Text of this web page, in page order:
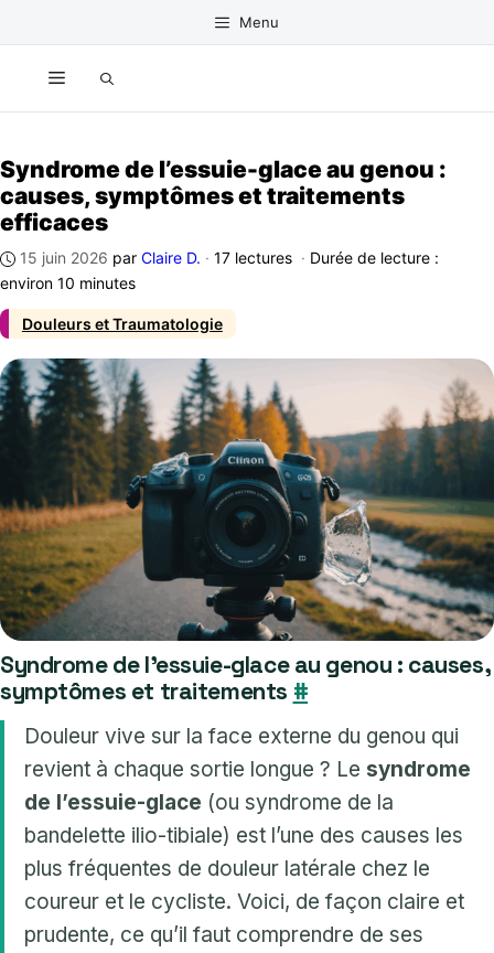
Menu
Menu
Douleurs et Traumatologie
Syndrome de l’essuie-glace au genou :
causes, symptômes et traitements
efficaces
15 juin 2026 par Claire D. · 17 lectures · Durée de lecture :
environ 10 minutes
Syndrome de l’essuie-glace au genou : causes,
symptômes et traitements #
Douleur vive sur la face externe du genou qui
revient à chaque sortie longue ? Le syndrome
de l’essuie-glace (ou syndrome de la
bandelette ilio-tibiale) est l’une des causes les
plus fréquentes de douleur latérale chez le
coureur et le cycliste. Voici, de façon claire et
prudente, ce qu’il faut comprendre de ses